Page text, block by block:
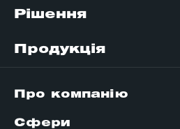
Рішення
Продукція
Про компанію
Сфери